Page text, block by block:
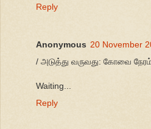
Reply
Anonymous 20 November
/ அடுத்து வருவது: கோவை
Waiting...
Reply